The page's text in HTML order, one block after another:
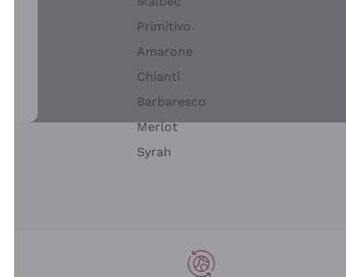
Primitivo
Amarone
Chianti
Barbaresco
Merlot
Syrah